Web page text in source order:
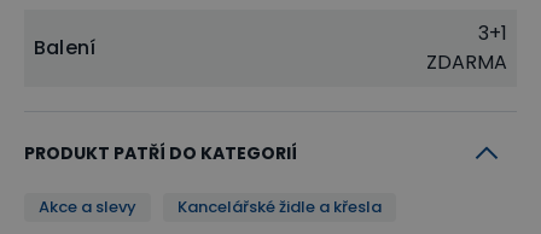
Stohovatelnost židlí vám usnadní skladování i úklid.
Balení
3+1
ZDARMA
PRODUKT PATŘÍ DO KATEGORIÍ
Akce a slevy
Kancelářské židle a křesla